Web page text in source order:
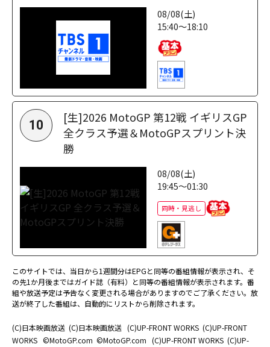
08/08(土)
15:40～18:10
10
[生]2026 MotoGP 第12戦 イギリスGP
全クラス予選＆MotoGPスプリント決
勝
08/08(土)
19:45～01:30
同時・見逃し
このサイトでは、当日から1週間分はEPGと同等の番組情報が表示され、そ
の先1か月後まではガイド誌（有料）と同等の番組情報が表示されます。番
組や放送予定は予告なく変更される場合がありますのでご了承ください。放
送が終了した番組は、自動的にリストから削除されます。
(C)日本映画放送 (C)日本映画放送 (C)UP-FRONT WORKS (C)UP-FRONT
WORKS ©MotoGP.com ©MotoGP.com (C)UP-FRONT WORKS (C)UP-